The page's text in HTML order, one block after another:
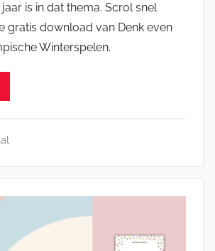
is in dat thema. Scrol snel
gratis download van Denk even
Winterspelen.